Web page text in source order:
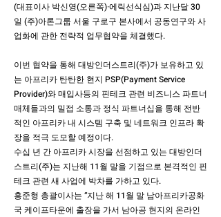
(대표이사 박신영(오른쪽)·에릭선식심)과 지난달 30
일 (주)아론그룹 서울 구로구 본사에서 공동연구와 사
업화에 관한 전략적 업무협약을 체결했다.
이번 협약을 통해 대방인더스트리(주)가 보유하고 있
는 아프리카 탄탄한 현지 PSP(Payment Service
Provider)와 매입사등의 핀테크 관련 비즈니스 파트너
매체들과의 밀접 소통과 정식 파트너십을 통해 전반
적인 아프리카 내 시스템 구축 및 네트워크 인프라 확
장을 적극 도모할 예정이다.
수십 년 간 아프리카 시장을 선점하고 있는 대방인더
스트리(주)는 지난해 11월 말을 기점으로 본격적인 핀
테크 관련 새 사업에 박차를 가하고 있다.
홍준형 총괄이사는 “지난 해 11월 말 남아프리카공화
국 케이프타운에 출장을 가서 남아공 현지의 온라인